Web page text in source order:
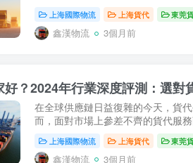
上海國際物流 上海貨代 東莞
鑫漢物流 3個月前
？2024年行業深度評測：選對
在全球供應鏈日益復雜的今天，貨
而，面對市場上參差不齊的貨代服
上海國際物流 上海貨代 東莞
鑫漢物流 3個月前